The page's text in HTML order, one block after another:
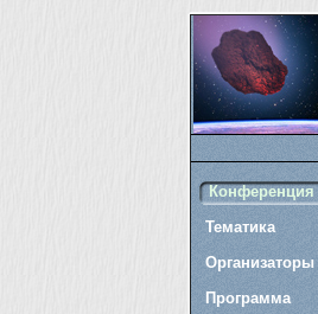
Конференция
Тематика
Организаторы
Программа